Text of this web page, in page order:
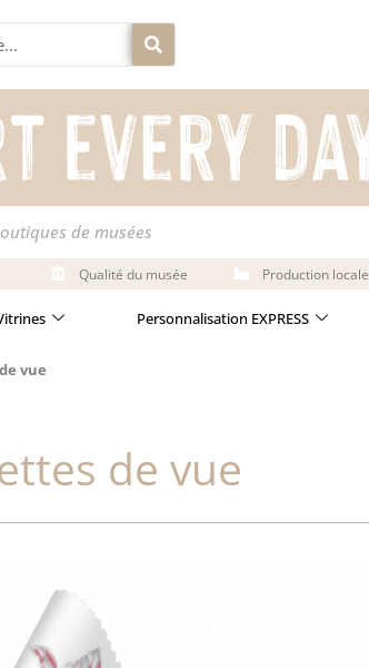
de musées
Qualité du musée Production locale
Personnalisation EXPRESS
vue
de vue